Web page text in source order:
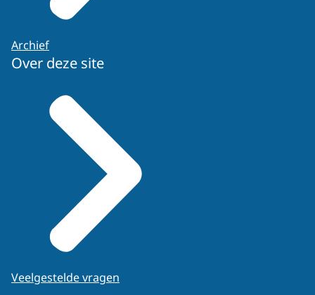
Archief
Over deze site
Veelgestelde vragen